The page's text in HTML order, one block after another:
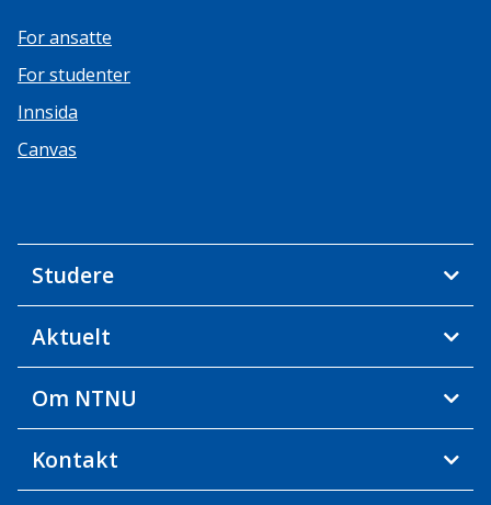
For ansatte
For studenter
Innsida
Canvas
Studere
Aktuelt
Om NTNU
Kontakt